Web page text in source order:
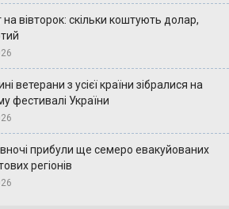
вівторок: скільки коштують долар,
ветерани з усієї країни зібралися на
фестивалі України
прибули ще семеро евакуйованих
регіонів